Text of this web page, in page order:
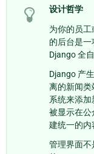
设计哲学
为你的员
的后台是一
Django 全
Django 产
离的新闻类
系统来添
被显示在公
建统一的内
管理界面不